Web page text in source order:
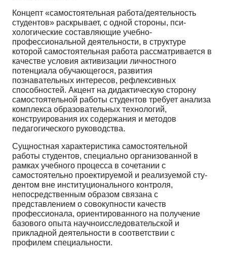
Концепт «самостоятельная работа/деятельность
студентов» раскрывает, с одной стороны, пси­
хологические составляющие учебно-
профессиональной деятельности, в структуре
которой само­стоятельная работа рассматривается в
качестве условия активизации личностного
потенциала об­учающегося, развития
познавательных интересов, рефлексивных
способностей. Акцент на дидак­тическую сторону
самостоятельной работы студентов требует анализа
комплекса образовательных технологий,
конструирования их содержания и методов
педагогического руководства.
Сущностная характеристика самостоятельной
работы студентов, специально организован­ной в
рамках учебного процесса в сочетании с
самостоятельно проектируемой и реализуемой сту­
дентом вне институционального контроля,
непосредственным образом связана с
представлением о совокупности качеств
профессионала, ориентированного на получение
базового опыта научно­исследовательской и
прикладной деятельности в соответствии с
профилем специальности.